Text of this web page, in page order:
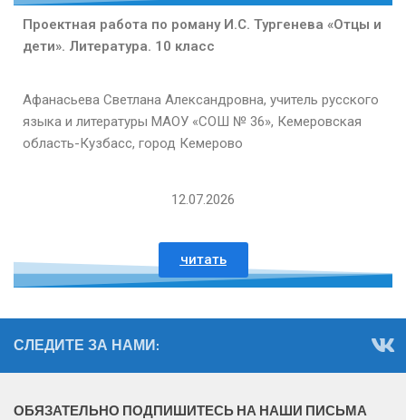
Проектная работа по роману И.С. Тургенева «Отцы и
дети». Литература. 10 класс
Афанасьева Светлана Александровна, учитель русского
языка и литературы МАОУ «СОШ № 36», Кемеровская
область-Кузбасс, город Кемерово
12.07.2026
читать
СЛЕДИТЕ ЗА НАМИ:
ОБЯЗАТЕЛЬНО ПОДПИШИТЕСЬ НА НАШИ ПИСЬМА